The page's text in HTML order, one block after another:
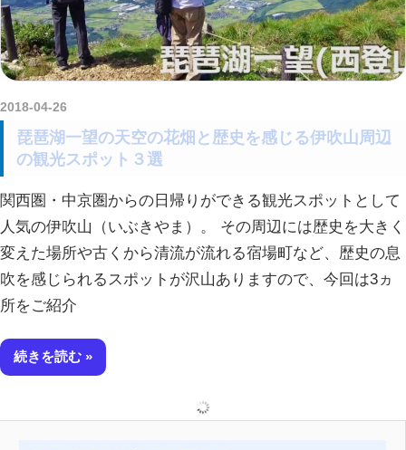
2018-04-26
琵琶湖一望の天空の花畑と歴史を感じる伊吹山周辺
の観光スポット３選
関西圏・中京圏からの日帰りができる観光スポットとして
人気の伊吹山（いぶきやま）。 その周辺には歴史を大きく
変えた場所や古くから清流が流れる宿場町など、歴史の息
吹を感じられるスポットが沢山ありますので、今回は3ヵ
所をご紹介
続きを読む